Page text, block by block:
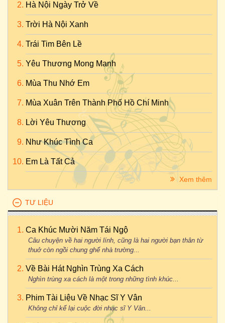
Hà Nội Ngày Trở Về
Trời Hà Nội Xanh
Trái Tim Bên Lề
Yêu Thương Mong Manh
Mùa Thu Nhớ Em
Mùa Xuân Trên Thành Phố Hồ Chí Minh
Lời Yêu Thương
Như Khúc Tình Ca
Em Là Tất Cả
Xem thêm
TƯ LIỆU
Ca Khúc Mười Năm Tái Ngộ
Câu chuyện về hai người lính, cũng là hai người bạn thân từ
thuở còn ngồi chung ghế nhà trường...
Về Bài Hát Nghìn Trùng Xa Cách
Nghìn trùng xa cách là một trong những tình khúc...
Phim Tài Liệu Về Nhạc Sĩ Y Vân
Không chỉ kể lại cuộc đời nhạc sĩ Y Vân...